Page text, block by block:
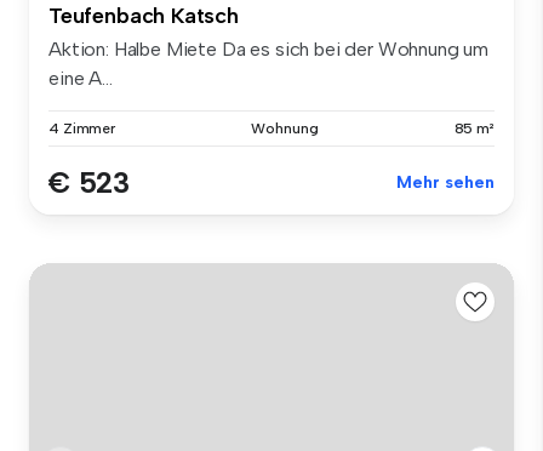
Teufenbach Katsch
Aktion: Halbe Miete Da es sich bei der Wohnung um
eine A...
4 Zimmer Wohnung 85 m²
€ 523 Mehr sehen